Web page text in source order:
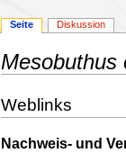
Mesobuthus
Navigation
Suche
Weblinks
Nachweis- und
Seite Diskussion